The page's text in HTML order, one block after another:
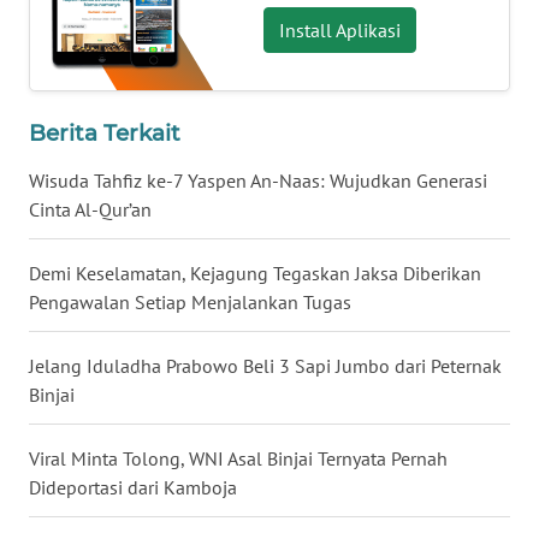
Install Aplikasi
Berita Terkait
Wisuda Tahfiz ke-7 Yaspen An-Naas: Wujudkan Generasi
Cinta Al-Qur’an
Demi Keselamatan, Kejagung Tegaskan Jaksa Diberikan
Pengawalan Setiap Menjalankan Tugas
Jelang Iduladha Prabowo Beli 3 Sapi Jumbo dari Peternak
Binjai
Viral Minta Tolong, WNI Asal Binjai Ternyata Pernah
Dideportasi dari Kamboja
WN
KALSEL
KALTIM
WN
WN
GORONTALO
WN
SULUT
WN
MALUKU